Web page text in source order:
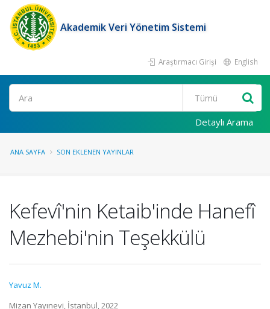
Akademik Veri Yönetim Sistemi
Araştırmacı Girişi English
Ara
Detaylı Arama
ANA SAYFA SON EKLENEN YAYINLAR
Kefevî'nin Ketaib'inde Hanefî
Mezhebi'nin Teşekkülü
Yavuz M.
Mizan Yayınevi, İstanbul, 2022